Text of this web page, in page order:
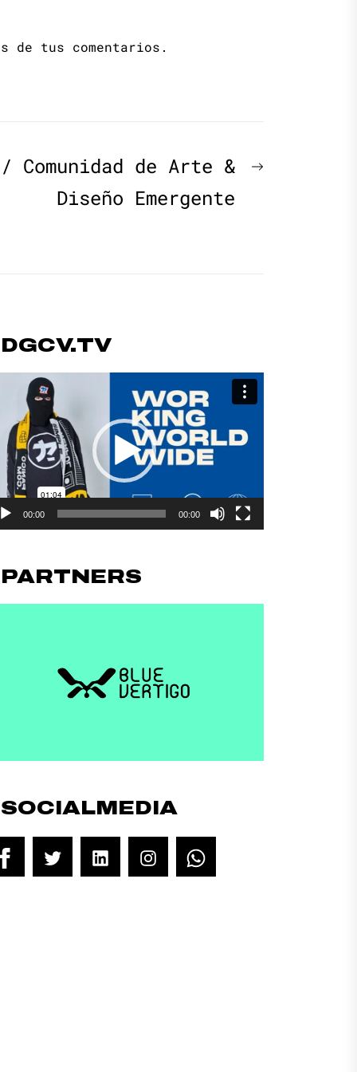
de tus comentarios.
Next
/ Comunidad de Arte &
Diseño Emergente
00:00 00:00
FacebookTwitter LinkedInInstagram